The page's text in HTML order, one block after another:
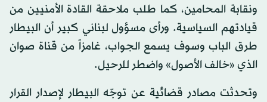
ونقابة المحامين، كما طلب ملاحقة القادة الأمنيين من
قيادتهم السياسية. ورأى مسؤول لبناني كبير أن البيطار
طرق الباب وسوف يسمع الجواب، غامزاً من قناة صوان
الذي «خالف الأصول» واضطر للرحيل.
وتحدثت مصادر قضائية عن توجّه البيطار لإصدار القرار